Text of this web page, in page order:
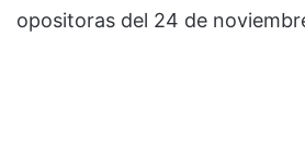
opositoras del 24 de